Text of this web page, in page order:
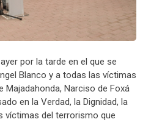
por la tarde en el que se
Blanco y a todas las víctimas
Majadahonda, Narciso de Foxá
en la Verdad, la Dignidad, la
víctimas del terrorismo que